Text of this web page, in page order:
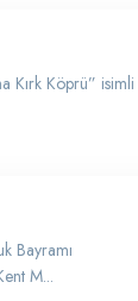
Kırk Köprü” isimli
Bayramı
M...